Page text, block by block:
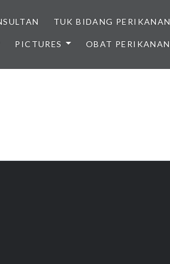
TUK BIDANG PERIKANAN
PICTURES OBAT PERIKANAN